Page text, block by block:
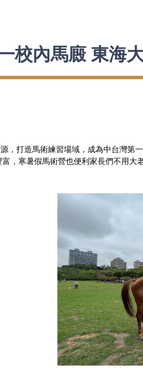
校內馬廄 東海
打造馬術練習場域，成為中台灣第
，寒暑假馬術營也便利家長們不用大